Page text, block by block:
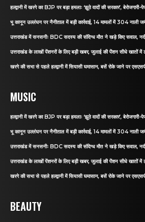
हल्द्वानी में खरगे का BJP पर बड़ा हमलाः ‘झूठे वादों की सरकार’, बेरोजगारी-
भू कानून उल्लंघन पर नैनीताल में बड़ी कार्रवाई, 14 मामलों में 304 नाली
उत्तराखंड में सनसनीः BDC सदस्य की संदिग्ध मौत ने खड़े किए सवाल, नदी
उत्तराखंड के लाखों पेंशनरों के लिए बड़ी खबर, जुलाई की पेंशन सीधे खातों में
खरगे की सभा से पहले हल्द्वानी में सियासी घमासान, बसें रोके जाने पर
MUSIC
हल्द्वानी में खरगे का BJP पर बड़ा हमलाः ‘झूठे वादों की सरकार’, बेरोजगारी-
भू कानून उल्लंघन पर नैनीताल में बड़ी कार्रवाई, 14 मामलों में 304 नाली
उत्तराखंड में सनसनीः BDC सदस्य की संदिग्ध मौत ने खड़े किए सवाल, नदी
उत्तराखंड के लाखों पेंशनरों के लिए बड़ी खबर, जुलाई की पेंशन सीधे खातों में
खरगे की सभा से पहले हल्द्वानी में सियासी घमासान, बसें रोके जाने पर
BEAUTY